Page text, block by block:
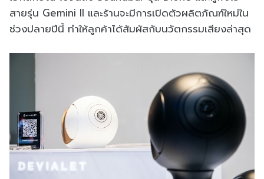
สายรุ่น Gemini II และร้านจะมีการเปิดตัวผลิตภัณฑ์ใหม่ใน
ช่วงปลายปีนี้ ทำให้ลูกค้าได้สัมผัสกับนวัตกรรมเสียงล่าสุด